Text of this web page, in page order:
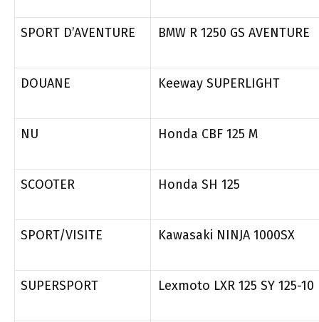
SPORT D’AVENTURE BMW R 1250 GS AVENTURE
DOUANE Keeway SUPERLIGHT
NU Honda CBF 125 M
SCOOTER Honda SH 125
SPORT/VISITE Kawasaki NINJA 1000SX
SUPERSPORT Lexmoto LXR 125 SY 125-10